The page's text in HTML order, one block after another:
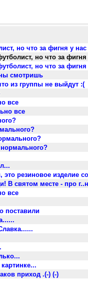
но что за фигня у
но что за
но что за
смотришь
из группы не выйдут :(
все
все
это резиновое изделие
В святом месте - про
все
поставили
приход .(-) (-)